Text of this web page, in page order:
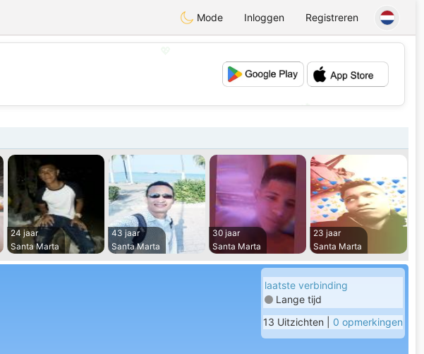
Mode Inloggen Registreren
24 jaar
Santa Marta
43 jaar
Santa Marta
30 jaar
Santa Marta
23 jaar
Santa Marta
laatste verbinding
Lange tijd
13 Uitzichten | 0 opmerkingen